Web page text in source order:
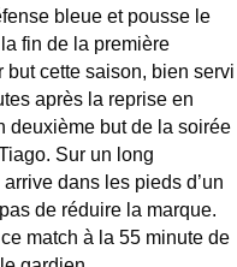
bleue et pousse le
fin de la première
but cette saison, bien servi
après la reprise en
deuxième but de la soirée
Sur un long
dans les pieds d’un
de réduire la marque.
match à la 55 minute de